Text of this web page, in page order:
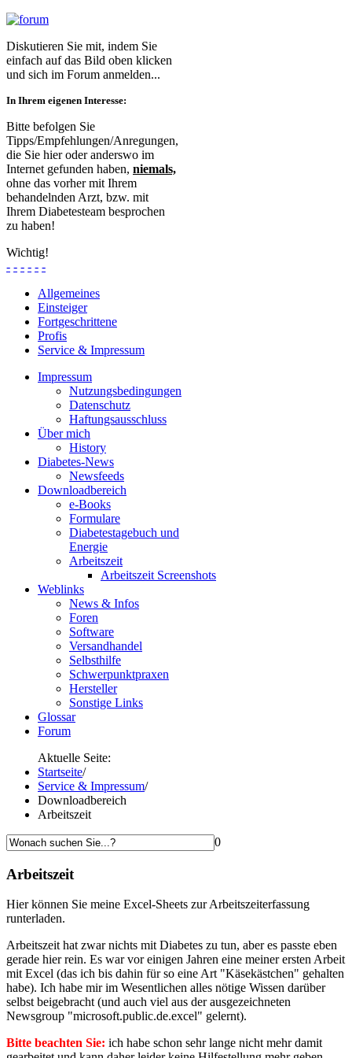
Diskutieren Sie mit, indem Sie
einfach auf das Bild oben klicken
und sich im Forum anmelden...
In Ihrem eigenen Interesse:
Bitte befolgen Sie
Tipps/Empfehlungen/Anregungen,
die Sie hier oder anderswo im
Internet gefunden haben, niemals,
ohne das vorher mit Ihrem
behandelnden Arzt, bzw. mit
Ihrem Diabetesteam besprochen
zu haben!
Wichtig!
- - - - - -
Allgemeines
Einsteiger
Fortgeschrittene
Profis
Service & Impressum
Impressum
Nutzungsbedingungen
Datenschutz
Haftungsausschluss
Über mich
History
Diabetes-News
Newsfeeds
Downloadbereich
e-Books
Formulare
Diabetestagebuch und
Energie
Arbeitszeit
Arbeitszeit Screenshots
Weblinks
News & Infos
Foren
Software
Versandhandel
Selbsthilfe
Schwerpunktpraxen
Hersteller
Sonstige Links
Glossar
Forum
Aktuelle Seite:
Startseite/
Service & Impressum/
Downloadbereich
Arbeitszeit
0
Arbeitszeit
Hier können Sie meine Excel-Sheets zur Arbeitszeiterfassung
runterladen.
Arbeitszeit hat zwar nichts mit Diabetes zu tun, aber es passte eben
gerade hier rein. Es war vor einigen Jahren eine meiner ersten Arbeit
mit Excel (das ich bis dahin für so eine Art "Käsekästchen" gehalten
habe). Ich habe mir im Wesentlichen alles nötige Wissen darüber
selbst beigebracht (und auch viel aus der ausgezeichneten
Newsgroup "microsoft.public.de.excel" gelernt).
Bitte beachten Sie: ich habe schon sehr lange nicht mehr damit